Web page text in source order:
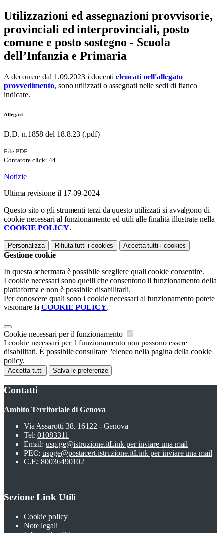
Utilizzazioni ed assegnazioni provvisorie,
provinciali ed interprovinciali, posto
comune e posto sostegno - Scuola
dell’Infanzia e Primaria
A decorrere dal 1.09.2023 i docenti elencati nell'allegato
provvedimento, sono utilizzati o assegnati nelle sedi di fianco
indicate.
Allegati
D.D. n.1858 del 18.8.23 (.pdf)
File PDF
Contatore click: 44
Notizie
Ultima revisione il 17-09-2024
Questo sito o gli strumenti terzi da questo utilizzati si avvalgono di
cookie necessari al funzionamento ed utili alle finalità illustrate nella
COOKIE POLICY.
Personalizza Rifiuta tutti i cookies Accetta tutti i cookies
Gestione cookie
In questa schermata è possibile scegliere quali cookie consentire.
I cookie necessari sono quelli che consentono il funzionamento della
piattaforma e non è possibile disabilitarli.
Per conoscere quali sono i cookie necessari al funzionamento potete
visionare la COOKIE POLICY.
Cookie necessari per il funzionamento
I cookie necessari per il funzionamento non possono essere
disabilitati. È possibile consultare l'elenco nella pagina della cookie
policy.
Accetta tutti Salva le preferenze
Contatti
Ambito Territoriale di Genova
Via Assarotti 38, 16122 - Genova
Tel: 01083311
Email: usp.ge@istruzione.itLink per inviare una mail
PEC: uspge@postacert.istruzione.itLink per inviare una mail
C.F.: 80036490102
Sezione Link Utili
Cookie policy
Note legali